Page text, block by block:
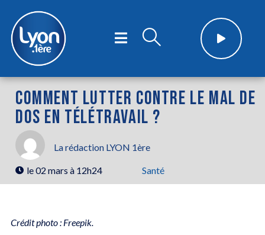
COMMENT LUTTER CONTRE LE MAL DE
DOS EN TÉLÉTRAVAIL ?
La rédaction LYON 1ère
le02 mars à 12h24 Santé
Crédit photo : Freepik.